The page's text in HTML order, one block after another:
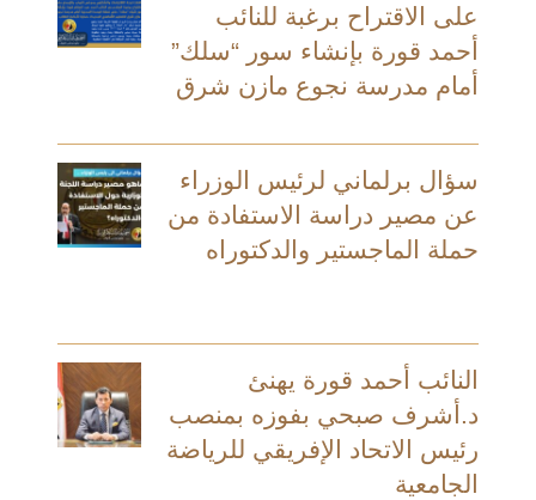
على الاقتراح برغبة للنائب
أحمد قورة بإنشاء سور “سلك”
أمام مدرسة نجوع مازن شرق
سؤال برلماني لرئيس الوزراء
عن مصير دراسة الاستفادة من
حملة الماجستير والدكتوراه
النائب أحمد قورة يهنئ
د.أشرف صبحي بفوزه بمنصب
رئيس الاتحاد الإفريقي للرياضة
الجامعية